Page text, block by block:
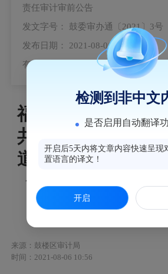
责任审计审前公告
发文字号： 鼓委审办通〔2021〕3号
发布日期： 2021-08-06
有 效 性：
福州市鼓楼区审计
共产党福州市鼓楼
道工作委员会书记
任期经济责任审
鼓委审办通〔2021
来源：鼓楼区审计局
时间：2021-08-06 10:56
检测到非中文
是否启用自动翻译
开启后5天内将文章内容快速呈现
置语言的译文！
开启